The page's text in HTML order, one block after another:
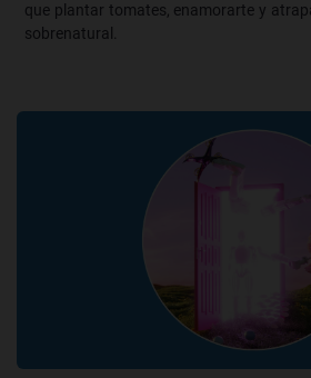
que plantar tomates, enamorarte y
sobrenatural.